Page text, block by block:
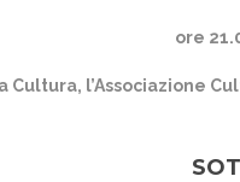
ore
Cultura, l’Associazione